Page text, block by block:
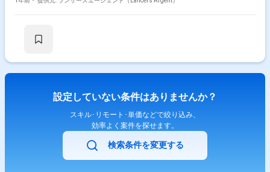
独自のマーケティングプラットフォームを構築し、顧客の購買行動分析な
ド: Go / Kotlin / Ktor インフラ: GCP / Kubernetes / Terraform / Firebase
設定していない条件はありませんか？
スキル･リモート･単価などで絞り込み、
効率よく案件を探せます。
検索条件を変更する